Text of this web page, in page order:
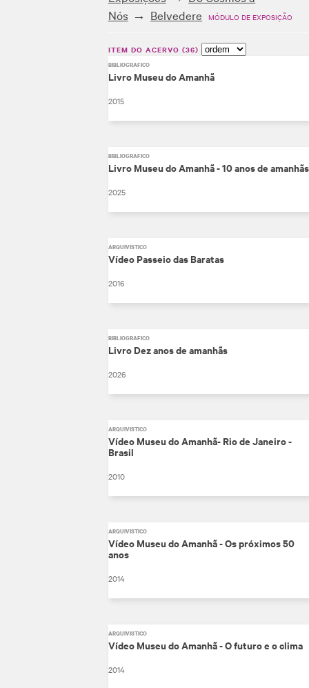
Nós
Belvedere MÓDULO DE EXPOSIÇÃO
ITEM DO ACERVO 36
BIBLIOGRÁFICO
Livro Museu do Amanhã
2015
BIBLIOGRÁFICO
Livro Museu do Amanhã - 10 anos de amanhãs
2025
ARQUIVÍSTICO
Vídeo Passeio das Baratas
2016
BIBLIOGRÁFICO
Livro Dez anos de amanhãs
2026
ARQUIVÍSTICO
Vídeo Museu do Amanhã- Rio de Janeiro -
Brasil
2010
ARQUIVÍSTICO
Vídeo Museu do Amanhã - Os próximos 50
anos
2014
ARQUIVÍSTICO
Vídeo Museu do Amanhã - O futuro e o clima
2014